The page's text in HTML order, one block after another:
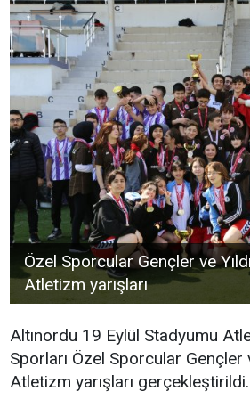
Özel Sporcular Gençler ve
Atletizm yarışları
Altınordu 19 Eylül Stadyumu
Sporları Özel Sporcular Gençler
Atletizm yarışları gerçekleştirildi.